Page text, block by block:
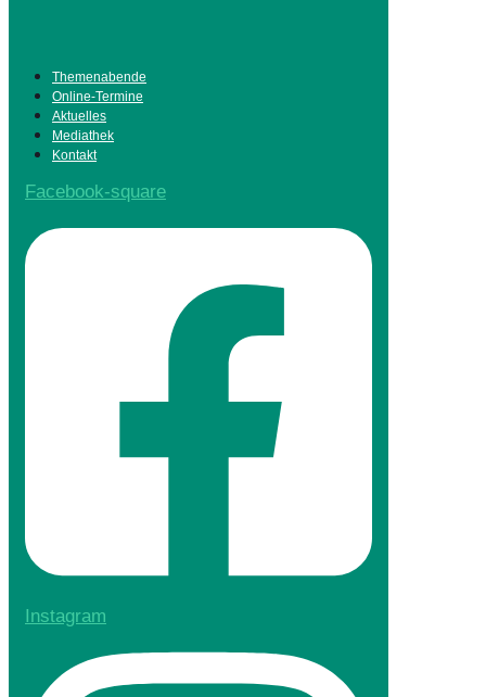
Themenabende
Online-Termine
Aktuelles
Mediathek
Kontakt
Facebook-square
Instagram